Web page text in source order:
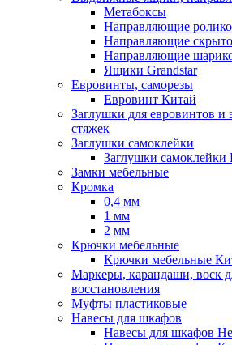
Метабоксы
Направляющие
Направляющие
Направляющие
Ящики Grandstar
Евровинты, саморезы
Евровинт Китай
Заглушки для евровинтов и
стяжек
Заглушки самоклейки
Заглушки самоклейки
Замки мебельные
Кромка
0,4 мм
1 мм
2 мм
Крючки мебельные
Крючки мебельные
Маркеры, карандаши, воск
восстановления
Муфты пластиковые
Навесы для шкафов
Навесы для шкафов